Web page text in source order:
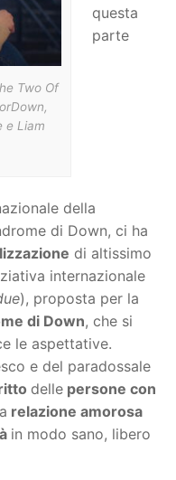
Two Of
e Liam
questa
parte
della
di Down, ci ha
di altissimo
internazionale
), proposta per la
di Down, che si
le aspettative.
e del paradossale
delle persone con
relazione amorosa
in modo sano, libero